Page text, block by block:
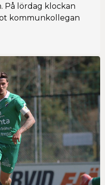
På lördag klockan
kommunkollegan